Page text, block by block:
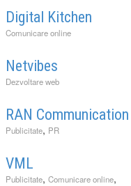
Digital Kitchen
Comunicare online
Netvibes
Dezvoltare web
RAN Communication
Publicitate, PR
VML
Publicitate, Comunicare online,